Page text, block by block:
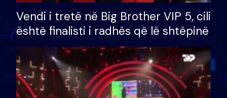
Vendi i tretë në Big Brother VIP 5, cili
është finalisti i radhës që lë shtëpinë